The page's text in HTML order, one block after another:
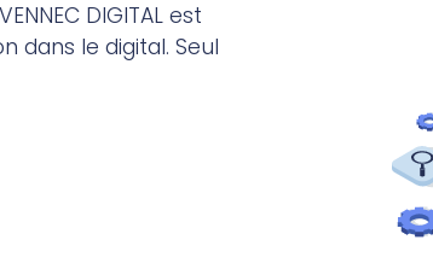
DIGITAL est
dans le digital. Seul